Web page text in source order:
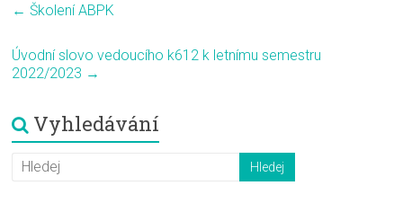
← Školení ABPK
Úvodní slovo vedoucího k612 k letnímu semestru
2022/2023 →
Vyhledávání